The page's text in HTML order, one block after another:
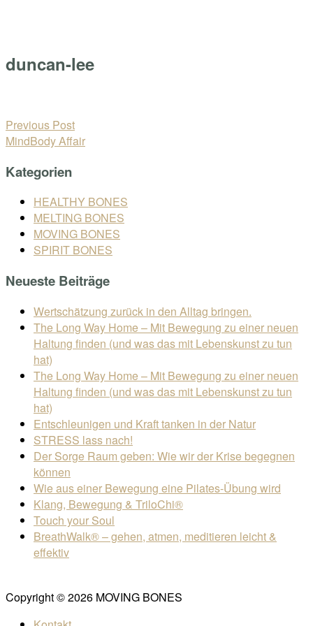
duncan-lee
Beitragsnavigation
Previous Post
MindBody Affair
Kategorien
HEALTHY BONES
MELTING BONES
MOVING BONES
SPIRIT BONES
Neueste Beiträge
Wertschätzung zurück in den Alltag bringen.
The Long Way Home – Mit Bewegung zu einer neuen
Haltung finden (und was das mit Lebenskunst zu tun
hat)
The Long Way Home – Mit Bewegung zu einer neuen
Haltung finden (und was das mit Lebenskunst zu tun
hat)
Entschleunigen und Kraft tanken in der Natur
STRESS lass nach!
Der Sorge Raum geben: Wie wir der Krise begegnen
können
Wie aus einer Bewegung eine Pilates-Übung wird
Klang, Bewegung & TriloChi®
Touch your Soul
BreathWalk® – gehen, atmen, meditieren leicht &
effektiv
Copyright © 2026 MOVING BONES